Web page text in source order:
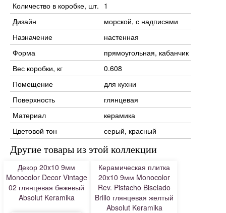
Количество в коробке, шт. 1
Дизайн
морской, с надписями
Назначение
настенная
Форма
прямоугольная, кабанчик
Вес коробки, кг
0.608
Помещение
для кухни
Поверхность
глянцевая
Материал
керамика
Цветовой тон
серый, красный
Другие товары из этой коллекции
Декор 20x10 9мм
Monocolor Decor Vintage
02 глянцевая бежевый
Absolut Keramika
Керамическая плитка
20x10 9мм Monocolor
Rev. Pistacho Biselado
Brillo глянцевая желтый
Absolut Keramika